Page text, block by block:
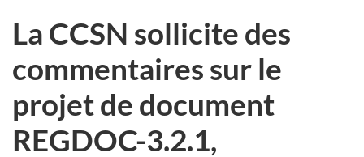
ici :
La CCSN sollicite des
commentaires sur le
projet de document
REGDOC-3.2.1,